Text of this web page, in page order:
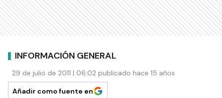
INFORMACIÓN GENERAL
29 de julio de 2011 | 06:02 publicado hace 15 años
Añadir como fuente en